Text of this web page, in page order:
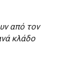
από τον
κλάδο